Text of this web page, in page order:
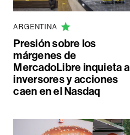
ARGENTINA
Presión sobre los
márgenes de
MercadoLibre inquieta a
inversores y acciones
caen en el Nasdaq